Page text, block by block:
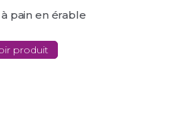
pain en érable
produit